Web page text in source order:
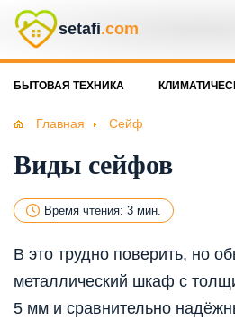
setafi.com
БЫТОВАЯ ТЕХНИКА
Главная Сейф
Виды сейфов
Время чтения: 3 мин.
В это трудно поверить, но
металлический шкаф с
5 мм и сравнительно